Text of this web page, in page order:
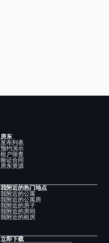
房东
发布列表
预约演示
租户筛查
验证合同
房东资源
我附近的热门地点
我附近的公寓
我附近的公寓房
我附近的房子
我附近的房间
我附近的租房
立即下载